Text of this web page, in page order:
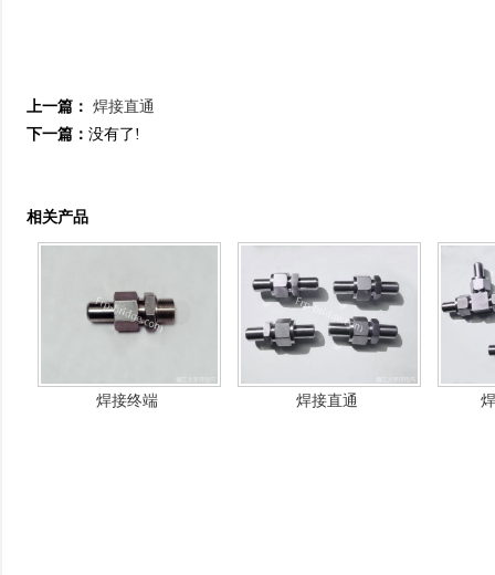
上一篇： 焊接直通
下一篇： 没有了!
相关产品
焊接终端 焊接直通